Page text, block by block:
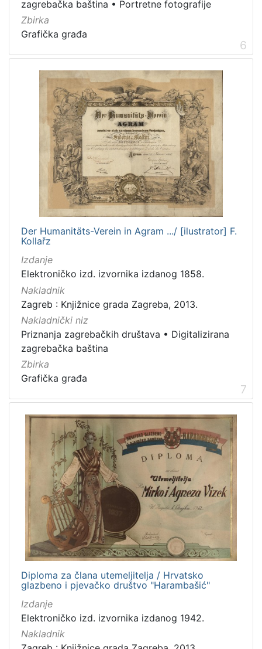
zagrebačka baština • Portretne fotografije
Zbirka
Grafička građa
6
Der Humanitäts-Verein in Agram .../ [ilustrator] F.
Kollařz
Izdanje
Elektroničko izd. izvornika izdanog 1858.
Nakladnik
Zagreb : Knjižnice grada Zagreba, 2013.
Nakladnički niz
Priznanja zagrebačkih društava • Digitalizirana
zagrebačka baština
Zbirka
Grafička građa
7
Diploma za člana utemeljitelja / Hrvatsko
glazbeno i pjevačko društvo "Harambašić"
Izdanje
Elektroničko izd. izvornika izdanog 1942.
Nakladnik